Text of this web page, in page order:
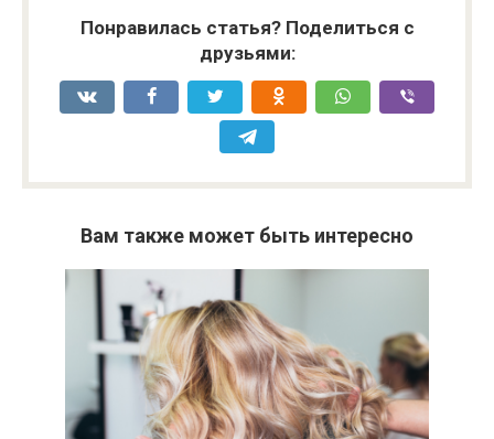
Понравилась статья? Поделиться с
друзьями:
Вам также может быть интересно